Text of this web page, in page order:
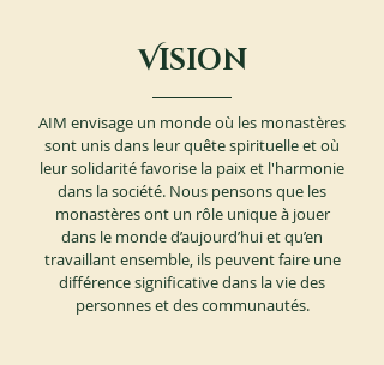
VISION
AIM envisage un monde où les monastères
sont unis dans leur quête spirituelle et où
leur solidarité favorise la paix et l'harmonie
dans la société. Nous pensons que les
monastères ont un rôle unique à jouer
dans le monde d’aujourd’hui et qu’en
travaillant ensemble, ils peuvent faire une
différence significative dans la vie des
personnes et des communautés.